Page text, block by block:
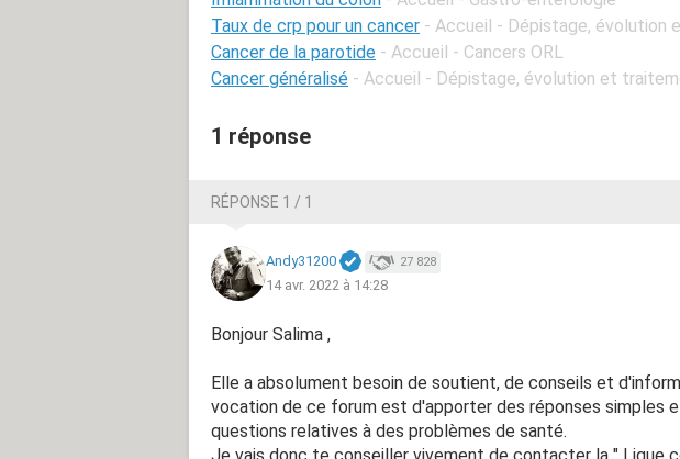
Taux de crp pour un cancer - Accueil - Dépistage, évolution
Cancer de la parotide - Accueil - Cancers ORL
Cancer généralisé - Accueil - Dépistage, évolution et
1 réponse
RÉPONSE 1 / 1
Andy31200 27 828
14 avr. 2022 à 14:28
Bonjour Salima ,
Elle a absolument besoin de soutient, de conseils et
vocation de ce forum est d'apporter des réponses simples
questions relatives à des problèmes de santé.
Je vais donc te conseiller vivement de contacter la " Ligue